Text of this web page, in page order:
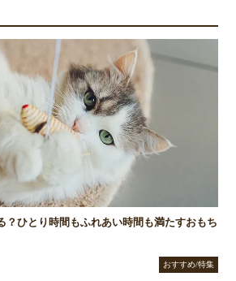
？ひとり時間もふれあい時間も満たすおもち
おすすめ/特集